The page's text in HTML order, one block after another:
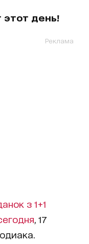
этот день!
Реклама
з 1+1
, 17